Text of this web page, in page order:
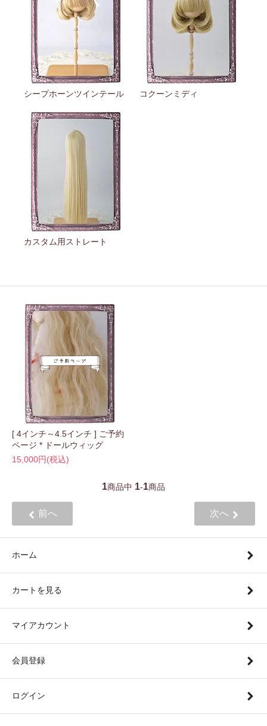
シープホーンツインテール コクーンミディ
カスタム用ストレート
[ 4インチ～4.5インチ ] ご予約
ページ * ドールウィッグ
15,000円(税込)
1商品中 1-1商品
前へ 次へ
ホーム
カートを見る
マイアカウント
会員登録
ログイン